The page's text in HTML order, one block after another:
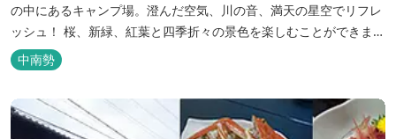
の中にあるキャンプ場。澄んだ空気、川の音、満天の星空でリフレ
ッシュ！ 桜、新緑、紅葉と四季折々の景色を楽しむことができま
す。 紀勢自動車道「大宮大台Ic」から車で約10分と好アクセス！
今年の営業は１２月１４日（日）までです！来年は３月１日（日）
ートテント...
中南勢